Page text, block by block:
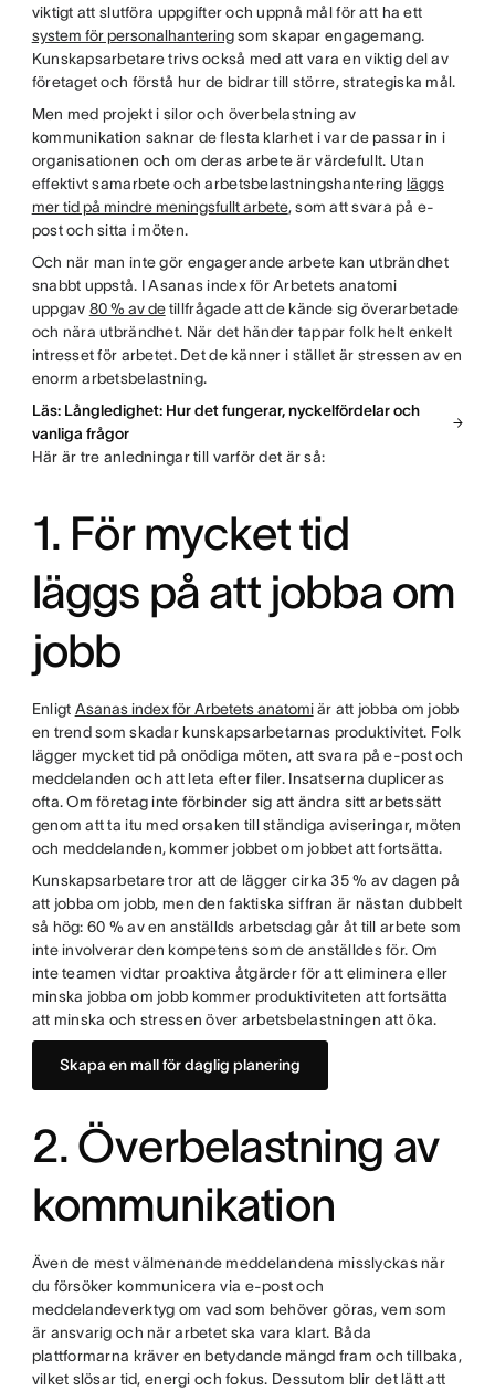
viktigt att slutföra uppgifter och uppnå mål för att ha ett
system för personalhanteringsom skapar engagemang.
Kunskapsarbetare trivs också med att vara en viktig del av
företaget och förstå hur de bidrar till större, strategiska mål.
Men med projekt i silor och överbelastning av
kommunikation saknar de flesta klarhet i var de passar in i
organisationen och om deras arbete är värdefullt. Utan
effektivt samarbete och arbetsbelastningshantering läggs
mer tid på mindre meningsfullt arbete, som att svara på e-
post och sitta i möten.
Och när man inte gör engagerande arbete kan utbrändhet
snabbt uppstå. I Asanas index för Arbetets anatomi
uppgav 80 % av detillfrågade att de kände sig överarbetade
och nära utbrändhet. När det händer tappar folk helt enkelt
intresset för arbetet. Det de känner i stället är stressen av en
enorm arbetsbelastning.
Läs: Långledighet: Hur det fungerar, nyckelfördelar och
vanliga frågor
Här är tre anledningar till varför det är så:
1. För mycket tid
läggs på att jobba om
jobb
Enligt Asanas index för Arbetets anatomiär att jobba om jobb
en trend som skadar kunskapsarbetarnas produktivitet. Folk
lägger mycket tid på onödiga möten, att svara på e-post och
meddelanden och att leta efter filer. Insatserna dupliceras
ofta. Om företag inte förbinder sig att ändra sitt arbetssätt
genom att ta itu med orsaken till ständiga aviseringar, möten
och meddelanden, kommer jobbet om jobbet att fortsätta.
Kunskapsarbetare tror att de lägger cirka 35 % av dagen på
att jobba om jobb, men den faktiska siffran är nästan dubbelt
så hög: 60 % av en anställds arbetsdag går åt till arbete som
inte involverar den kompetens som de anställdes för. Om
inte teamen vidtar proaktiva åtgärder för att eliminera eller
minska jobba om jobb kommer produktiviteten att fortsätta
att minska och stressen över arbetsbelastningen att öka.
Skapa en mall för daglig planering
2. Överbelastning av
kommunikation
Även de mest välmenande meddelandena misslyckas när
du försöker kommunicera via e-post och
meddelandeverktyg om vad som behöver göras, vem som
är ansvarig och när arbetet ska vara klart. Båda
plattformarna kräver en betydande mängd fram och tillbaka,
vilket slösar tid, energi och fokus. Dessutom blir det lätt att